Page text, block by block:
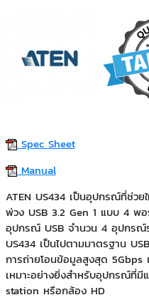
Spec Sheet
Manual
ATEN US434 เป็นอุปกรณ์ที่ช่ว
พ่วง USB 3.2 Gen 1 แบบ 4 พ
อุปกรณ์ USB จำนวน 4 อุปกรณ์
US434 เป็นไปตามมาตรฐาน
การถ่ายโอนข้อมูลสูงสุด 5Gbps
เหมาะอย่างยิ่งสำหรับอุปกรณ์ที่
station หรือกล้อง HD